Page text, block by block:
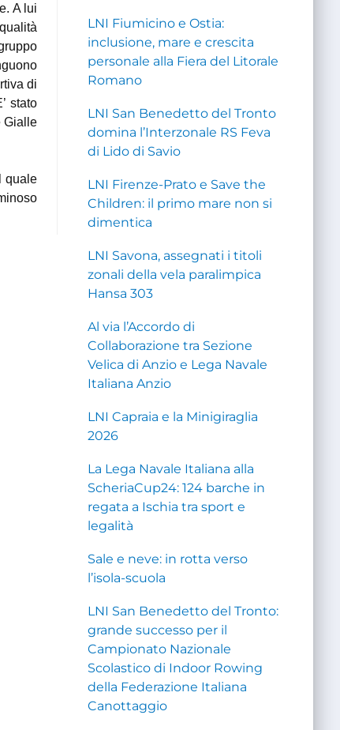
A lui
di
stato
Gialle
quale
LNI Fiumicino e Ostia:
inclusione, mare e crescita
personale alla Fiera del Litorale
Romano
LNI San Benedetto del Tronto
domina l’Interzonale RS Feva
di Lido di Savio
LNI Firenze-Prato e Save the
Children: il primo mare non si
dimentica
LNI Savona, assegnati i titoli
zonali della vela paralimpica
Hansa 303
Al via l’Accordo di
Collaborazione tra Sezione
Velica di Anzio e Lega Navale
Italiana Anzio
LNI Capraia e la Minigiraglia
2026
La Lega Navale Italiana alla
ScheriaCup24: 124 barche in
regata a Ischia tra sport e
legalità
Sale e neve: in rotta verso
l’isola-scuola
LNI San Benedetto del Tronto:
grande successo per il
Campionato Nazionale
Scolastico di Indoor Rowing
della Federazione Italiana
Canottaggio